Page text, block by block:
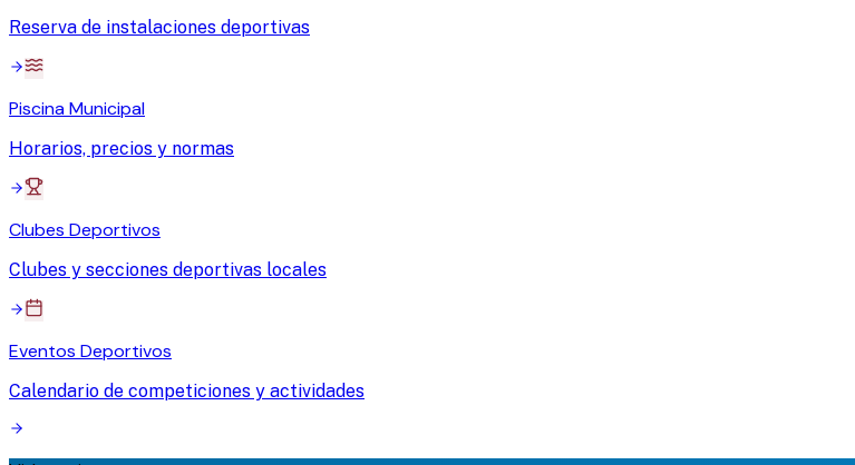
Reserva de instalaciones deportivas
Piscina Municipal
Horarios, precios y normas
Clubes Deportivos
Clubes y secciones deportivas locales
Eventos Deportivos
Calendario de competiciones y actividades